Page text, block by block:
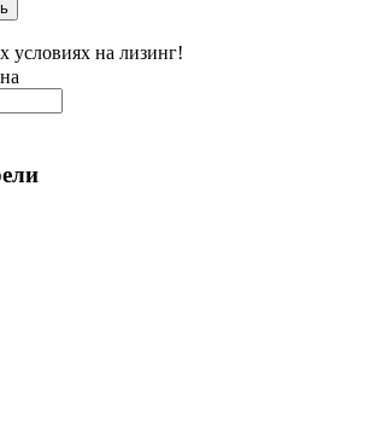
условиях на лизинг!